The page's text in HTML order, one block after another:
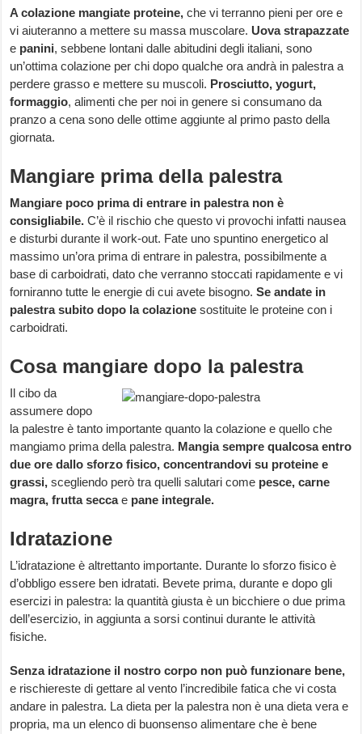
A colazione mangiate proteine,che vi terranno pieni per ore e
vi aiuteranno a mettere su massa muscolare. Uova strapazzate
e panini, sebbene lontani dalle abitudini degli italiani, sono
un’ottima colazione per chi dopo qualche ora andrà in palestra a
perdere grasso e mettere su muscoli. Prosciutto, yogurt,
formaggio, alimenti che per noi in genere si consumano da
pranzo a cena sono delle ottime aggiunte al primo pasto della
giornata.
Mangiare prima della palestra
Mangiare poco prima di entrare in palestra non è
consigliabile.C’è il rischio che questo vi provochi infatti nausea
e disturbi durante il work-out. Fate uno spuntino energetico al
massimo un’ora prima di entrare in palestra, possibilmente a
base di carboidrati, dato che verranno stoccati rapidamente e vi
forniranno tutte le energie di cui avete bisogno.Se andate in
palestra subito dopo la colazionesostituite le proteine con i
carboidrati.
Cosa mangiare dopo la palestra
Il cibo da
assumere dopo
la palestre è tanto importante quanto la colazione e quello che
mangiamo prima della palestra. Mangia sempre qualcosa entro
due ore dallo sforzo fisico, concentrandovi su proteine e
grassi,scegliendo però tra quelli salutari come pesce, carne
magra, frutta seccae pane integrale.
Idratazione
L’idratazione è altrettanto importante. Durante lo sforzo fisico è
d’obbligo essere ben idratati. Bevete prima, durante e dopo gli
esercizi in palestra: la quantità giusta è un bicchiere o due prima
dell’esercizio, in aggiunta a sorsi continui durante le attività
fisiche.
Senza idratazione il nostro corpo non può funzionare bene,
e rischiereste di gettare al vento l’incredibile fatica che vi costa
andare in palestra. La dieta per la palestra non è una dieta vera e
propria, ma un elenco di buonsenso alimentare che è bene